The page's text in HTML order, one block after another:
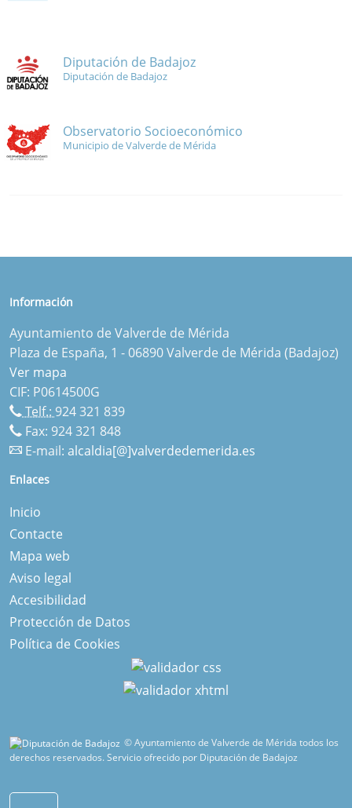
Diputación de Badajoz
Diputación de Badajoz
Observatorio Socioeconómico
Municipio de Valverde de Mérida
Información
Ayuntamiento de Valverde de Mérida
Plaza de España, 1 - 06890 Valverde de Mérida (Badajoz)
Ver mapa
CIF: P0614500G
Telf.: 924 321 839
Fax: 924 321 848
E-mail: alcaldia[@]valverdedemerida.es
Enlaces
Inicio
Contacte
Mapa web
Aviso legal
Accesibilidad
Protección de Datos
Política de Cookies
© Ayuntamiento de Valverde de Mérida todos los
derechos reservados.Servicio ofrecido por Diputación de Badajoz